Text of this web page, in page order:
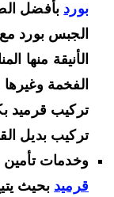
بوردبأفضل الطرق
الجبس بورد مع
الأنيقة منها
الفخمة وغيرها
تركيب قرميد
تركيب بديل
وخدمات تأمين
قرميد بحيث يتيح